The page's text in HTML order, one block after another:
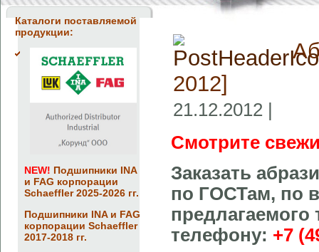
Каталоги поставляемой
продукции:
NEW! Подшипники INA
и FAG корпорации
Schaeffler 2025-2026 гг.
Подшипники INA и FAG
корпорации Schaeffler
2017-2018 гг.
2012]
21.12.2012 |
Смотрите
Заказать
по ГОСТам, по
телефону: +7